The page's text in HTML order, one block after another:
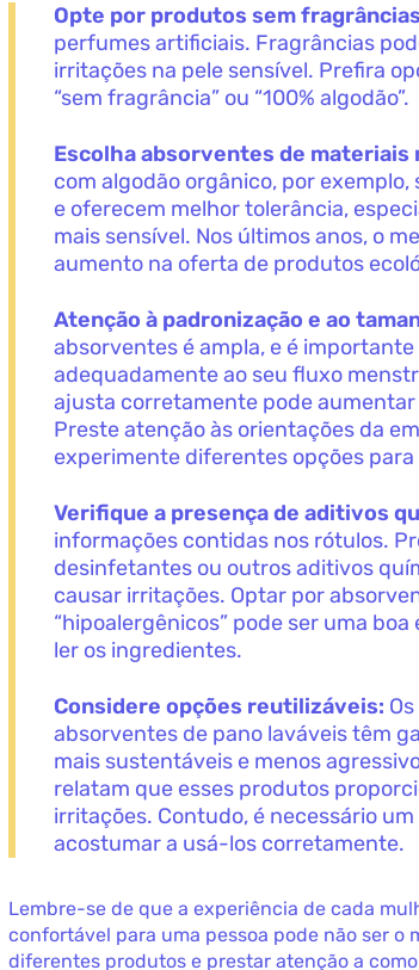
Opte por produtos sem
perfumes artificiais. Fragrâncias
irritações na pele sensível. Prefira
“sem fragrância” ou “100% algodão”.
Escolha absorventes de materiais
com algodão orgânico, por
e oferecem melhor tolerância,
mais sensível. Nos últimos anos, o
aumento na oferta de produtos
Atenção à padronização e ao
absorventes é ampla, e é
adequadamente ao seu fluxo
ajusta corretamente pode
Preste atenção às orientações da
experimente diferentes opções
Verifique a presença de aditivos
informações contidas nos rótulos.
desinfetantes ou outros aditivos
causar irritações. Optar por
“hipoalergênicos” pode ser uma
ler os ingredientes.
Considere opções reutilizáveis:
absorventes de pano laváveis têm
mais sustentáveis e menos
relatam que esses produtos
irritações. Contudo, é necessário
acostumar a usá-los corretamente.
Lembre-se de que a experiência de cada
confortável para uma pessoa pode não ser o
diferentes produtos e prestar atenção a